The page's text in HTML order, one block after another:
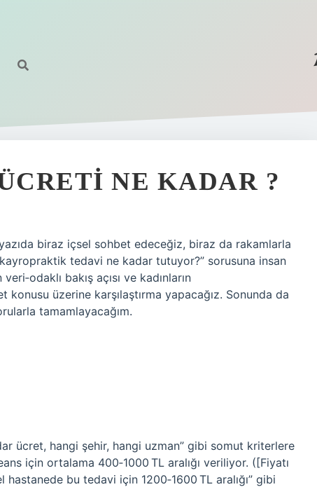
NE KADAR ?
biraz içsel sohbet edeceğiz, biraz da rakamlarla
tedavi ne kadar tutuyor?” sorusuna insan
bakış açısı ve kadınların
konusu üzerine karşılaştırma yapacağız. Sonunda da
tamamlayacağım.
ücret, hangi şehir, hangi uzman” gibi somut kriterlere
için ortalama 400‑1000 TL aralığı veriliyor. ([Fiyatı
bu tedavi için 1200‑1600 TL aralığı” gibi